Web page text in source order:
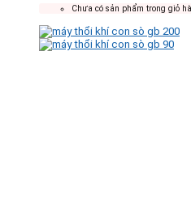
Chưa có sản phẩm trong giỏ